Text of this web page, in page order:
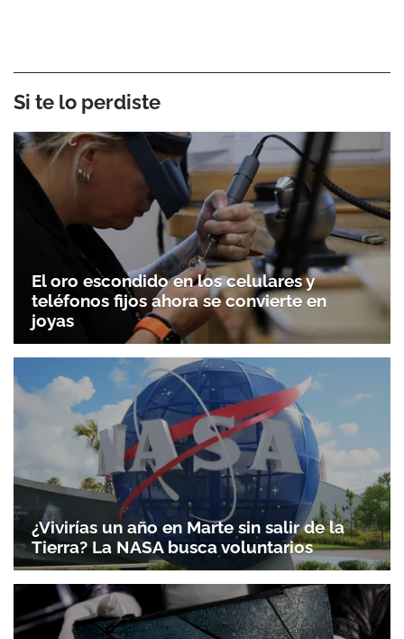
Si te lo perdiste
El oro escondido en los celulares y
teléfonos fijos ahora se convierte en
joyas
¿Vivirías un año en Marte sin salir de la
Tierra? La NASA busca voluntarios